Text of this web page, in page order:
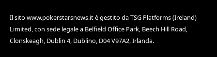
Il sito www.pokerstarsnews.itè gestito da TSG Platforms (Ireland)
Limited, con sede legale a Belfield Office Park, Beech Hill Road,
Clonskeagh, Dublin 4, Dublino, D04 V97A2, Irlanda.